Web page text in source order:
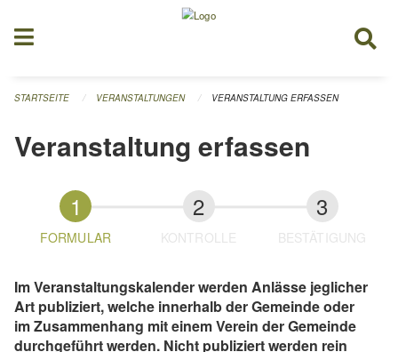
STARTSEITE VERANSTALTUNGEN VERANSTALTUNG ERFASSEN
Veranstaltung erfassen
FORMULAR KONTROLLE BESTÄTIGUNG
Im Veranstaltungskalender werden Anlässe jeglicher
Art publiziert, welche innerhalb der Gemeinde oder
im Zusammenhang mit einem Verein der Gemeinde
durchgeführt werden. Nicht publiziert werden rein